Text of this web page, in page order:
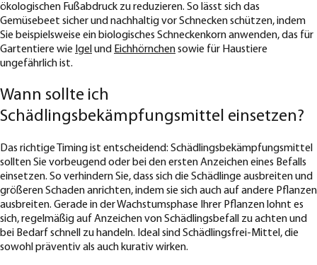
ökologischen Fußabdruck zu reduzieren. So lässt sich das
Gemüsebeet sicher und nachhaltig vor Schnecken schützen, indem
Sie beispielsweise ein biologisches Schneckenkorn anwenden, das für
Gartentiere wie Igel und Eichhörnchensowie für Haustiere
ungefährlich ist.
Wann sollte ich
Schädlingsbekämpfungsmittel einsetzen?
Das richtige Timing ist entscheidend: Schädlingsbekämpfungsmittel
sollten Sie vorbeugend oder bei den ersten Anzeichen eines Befalls
einsetzen. So verhindern Sie, dass sich die Schädlinge ausbreiten und
größeren Schaden anrichten, indem sie sich auch auf andere Pflanzen
ausbreiten. Gerade in der Wachstumsphase Ihrer Pflanzen lohnt es
sich, regelmäßig auf Anzeichen von Schädlingsbefall zu achten und
bei Bedarf schnell zu handeln. Ideal sind Schädlingsfrei-Mittel, die
sowohl präventiv als auch kurativ wirken.